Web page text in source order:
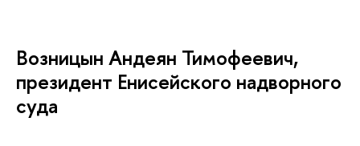
Возницын Андеян Тимофеевич,
президент Енисейского надворного
суда